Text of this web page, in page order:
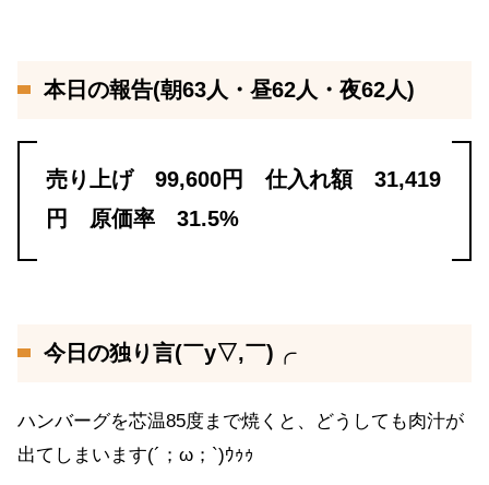
本日の報告(朝63人・昼62人・夜62人)
売り上げ 99,600円 仕入れ額 31,419
円 原価率 31.5%
今日の独り言(￣y▽,￣)╭
ハンバーグを芯温85度まで焼くと、どうしても肉汁が
出てしまいます(´；ω；`)ｳｩｩ